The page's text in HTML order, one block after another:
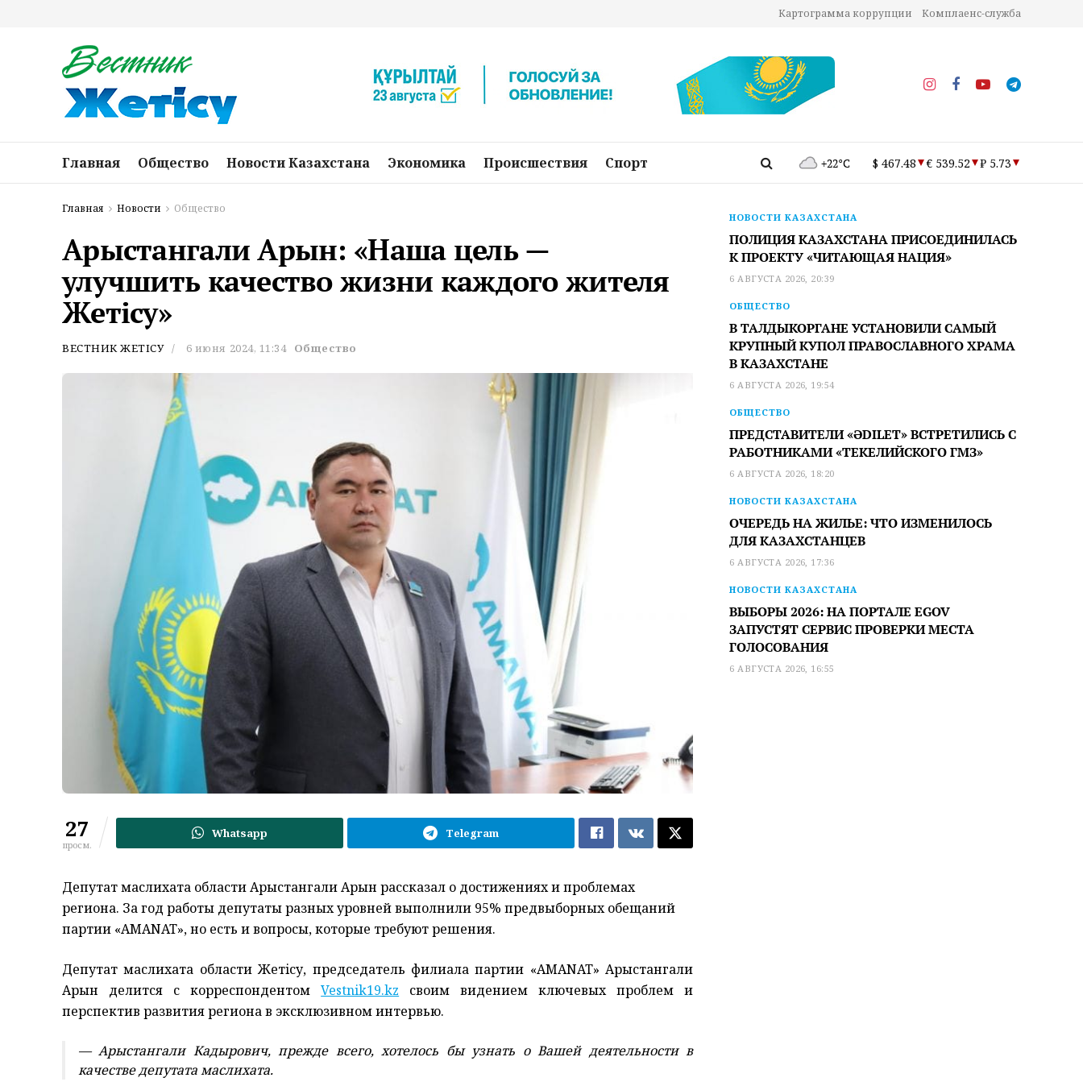
Картограмма коррупции Комплаенс-служба
Главная Общество Новости Казахстана Экономика Происшествия Спорт +22°C $ 467.48 € 539.52 ₽ 5.73
Главная Новости Общество
Арыстангали Арын: «Наша цель —
улучшить качество жизни каждого жителя
Жетісу»
ВЕСТНИК ЖЕТІСУ 6 июня 2024, 11:34 Общество
27
просм.
Whatsapp Telegram
Депутат маслихата области Арыстангали Арын рассказал о достижениях и проблемах
региона. За год работы депутаты разных уровней выполнили 95% предвыборных обещаний
партии «AMANAT», но есть и вопросы, которые требуют решения.
Депутат маслихата области Жетiсу, председатель филиала партии «AMANAT» Арыстангали
Арын делится с корреспондентомVestnik19.kz своим видением ключевых проблем и
перспектив развития региона в эксклюзивном интервью.
— Арыстангали Кадырович, прежде всего, хотелось бы узнать о Вашей деятельности в
качестве депутата маслихата.
НОВОСТИ КАЗАХСТАНА
ПОЛИЦИЯ КАЗАХСТАНА ПРИСОЕДИНИЛАСЬ
К ПРОЕКТУ «ЧИТАЮЩАЯ НАЦИЯ»
6 АВГУСТА 2026, 20:39
ОБЩЕСТВО
В ТАЛДЫКОРГАНЕ УСТАНОВИЛИ САМЫЙ
КРУПНЫЙ КУПОЛ ПРАВОСЛАВНОГО ХРАМА
В КАЗАХСТАНЕ
6 АВГУСТА 2026, 19:54
ОБЩЕСТВО
ПРЕДСТАВИТЕЛИ «ӘDILET» ВСТРЕТИЛИСЬ С
РАБОТНИКАМИ «ТЕКЕЛИЙСКОГО ГМЗ»
6 АВГУСТА 2026, 18:20
НОВОСТИ КАЗАХСТАНА
ОЧЕРЕДЬ НА ЖИЛЬЕ: ЧТО ИЗМЕНИЛОСЬ
ДЛЯ КАЗАХСТАНЦЕВ
6 АВГУСТА 2026, 17:36
НОВОСТИ КАЗАХСТАНА
ВЫБОРЫ 2026: НА ПОРТАЛЕ EGOV
ЗАПУСТЯТ СЕРВИС ПРОВЕРКИ МЕСТА
ГОЛОСОВАНИЯ
6 АВГУСТА 2026, 16:55